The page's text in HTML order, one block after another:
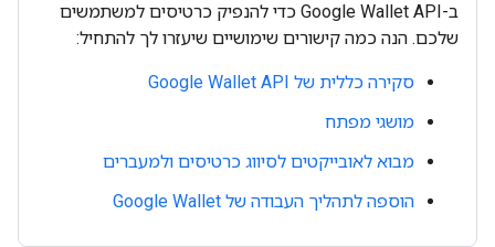
ב-Google Wallet API כדי להנפיק כרטיסים למשתמשים
שלכם. הנה כמה קישורים שימושיים שיעזרו לך להתחיל:
סקירה כללית של Google Wallet API
מושגי מפתח
מבוא לאובייקטים לסיווג כרטיסים ולמעברים
הוספה לתהליך העבודה של Google Wallet